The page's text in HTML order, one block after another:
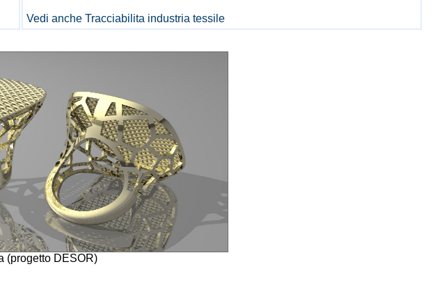
Vedi anche Tracciabilita industria tessile
(progetto DESOR)